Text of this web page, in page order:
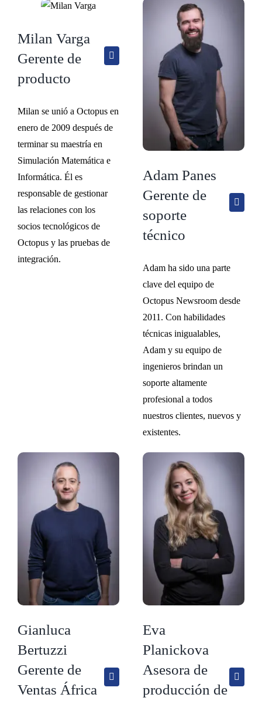
Milan Varga
Gerente de
producto
Milan se unió a Octopus en
enero de 2009 después de
terminar su maestría en
Simulación Matemática e
Informática. Él es
responsable de gestionar
las relaciones con los
socios tecnológicos de
Octopus y las pruebas de
integración.
Adam Panes
Gerente de
soporte
técnico
Adam ha sido una parte
clave del equipo de
Octopus Newsroom desde
2011. Con habilidades
técnicas inigualables,
Adam y su equipo de
ingenieros brindan un
soporte altamente
profesional a todos
nuestros clientes, nuevos y
existentes.
Gianluca
Bertuzzi
Gerente de
Ventas África
Eva
Planickova
Asesora de
producción de